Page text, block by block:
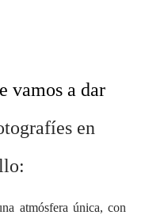
vamos a dar
en
atmósfera única, con